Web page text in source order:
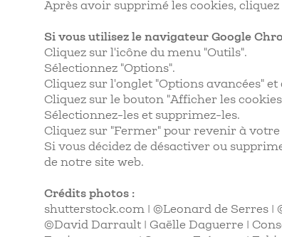
Après avoir supprimé les cookies, cliquez
Si vous utilisez le navigateur Google
Cliquez sur l'icône du menu "Outils".
Sélectionnez "Options".
Cliquez sur l'onglet "Options avancées"
Cliquez sur le bouton "Afficher les
Sélectionnez-les et supprimez-les.
Cliquez sur "Fermer" pour revenir à
Si vous décidez de désactiver ou
de notre site web.
Crédits photos :
shutterstock.com | ©Leonard de Serres
©David Darrault | Gaëlle Daguerre |